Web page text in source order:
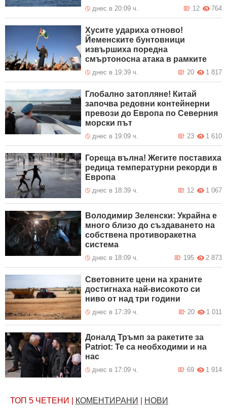
днес в 20:09 ч. 764
12
Хусите удариха отново!
Йеменските бунтовници
извършиха поредна
смъртоносна атака в рамките
днес в 19:39 ч. 1 817
20
Глобално затопляне! Китай
започва редовни контейнерни
превози до Европа по Северния
морски път
днес в 19:09 ч. 1 610
23
Гореща вълна! Жегите поставиха
редица температурни рекорди в
Европа
днес в 18:39 ч. 1 067
12
Володимир Зеленски: Украйна е
много близо до създаването на
собствена противоракетна
система
днес в 18:09 ч. 2 873
195
Световните цени на храните
достигнаха най-високото си
ниво от над три години
днес в 17:39 ч. 1 011
20
Доналд Тръмп за ракетите за
Patriot: Те са необходими и на
нас
днес в 17:09 ч. 1 914
69
ТОП 5 ЧЕТЕНИ КОМЕНТИРАНИ НОВИ